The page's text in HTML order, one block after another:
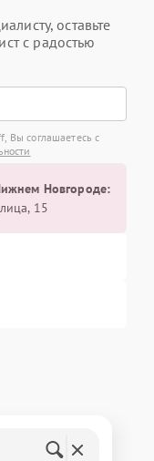
оставьте
с радостью
Вы соглашаетесь с
Новгороде:
15